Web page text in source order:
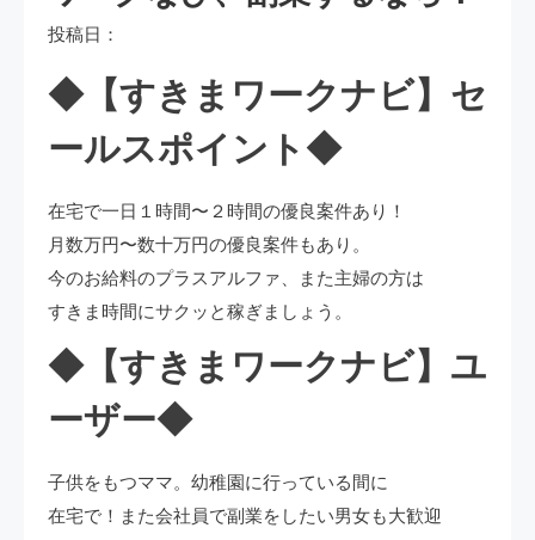
投稿日：
◆【すきまワークナビ】セ
ールスポイント◆
在宅で一日１時間〜２時間の優良案件あり！
月数万円〜数十万円の優良案件もあり。
今のお給料のプラスアルファ、また主婦の方は
すきま時間にサクッと稼ぎましょう。
◆【すきまワークナビ】ユ
ーザー◆
子供をもつママ。幼稚園に行っている間に
在宅で！また会社員で副業をしたい男女も大歓迎